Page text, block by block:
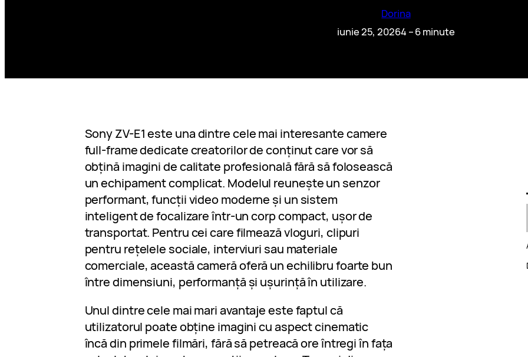
Dorina
iunie 25, 20264 – 6 minute
Sony ZV-E1 este una dintre cele mai interesante camere
full-frame dedicate creatorilor de conținut care vor să
obțină imagini de calitate profesională fără să folosească
un echipament complicat. Modelul reunește un senzor
performant, funcții video moderne și un sistem
inteligent de focalizare într-un corp compact, ușor de
transportat. Pentru cei care filmează vloguri, clipuri
pentru rețelele sociale, interviuri sau materiale
comerciale, această cameră oferă un echilibru foarte bun
între dimensiuni, performanță și ușurință în utilizare.
Unul dintre cele mai mari avantaje este faptul că
utilizatorul poate obține imagini cu aspect cinematic
încă din primele filmări, fără să petreacă ore întregi în fața